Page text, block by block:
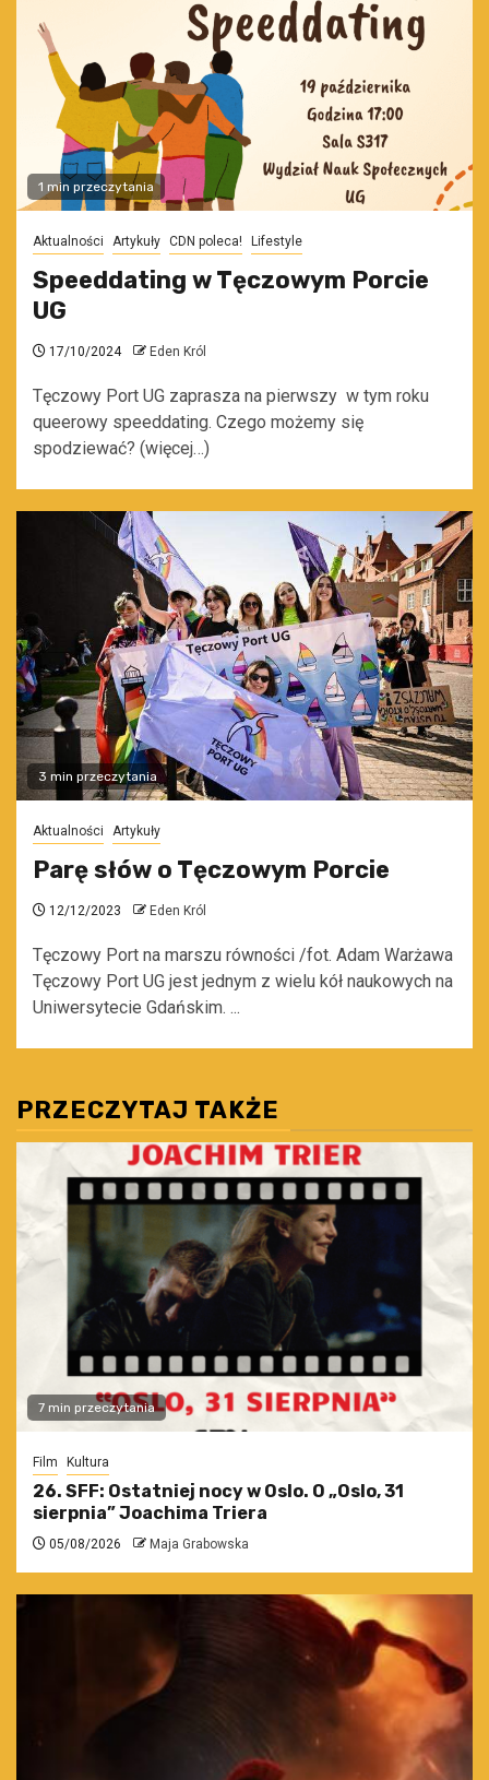
1 min przeczytania
Aktualności Artykuły CDN poleca! Lifestyle
Speeddating w Tęczowym Porcie
UG
17/10/2024 Eden Król
Tęczowy Port UG zaprasza na pierwszy w tym roku
queerowy speeddating. Czego możemy się
spodziewać? (więcej…)
3 min przeczytania
Aktualności Artykuły
Parę słów o Tęczowym Porcie
12/12/2023 Eden Król
Tęczowy Port na marszu równości /fot. Adam Warżawa
Tęczowy Port UG jest jednym z wielu kół naukowych na
Uniwersytecie Gdańskim. ...
PRZECZYTAJ TAKŻE
7 min przeczytania
Film Kultura
26. SFF: Ostatniej nocy w Oslo. O „Oslo, 31
sierpnia” Joachima Triera
05/08/2026 Maja Grabowska